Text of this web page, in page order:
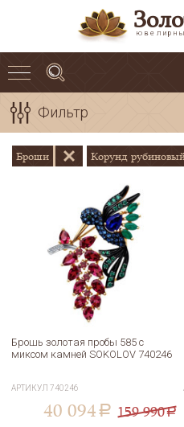
Фильтр
Броши Корунд
Брошь золотая пробы 585 с
миксом камней SOKOLOV 740246
АРТИКУЛ 740246
40 094 a 159 990a